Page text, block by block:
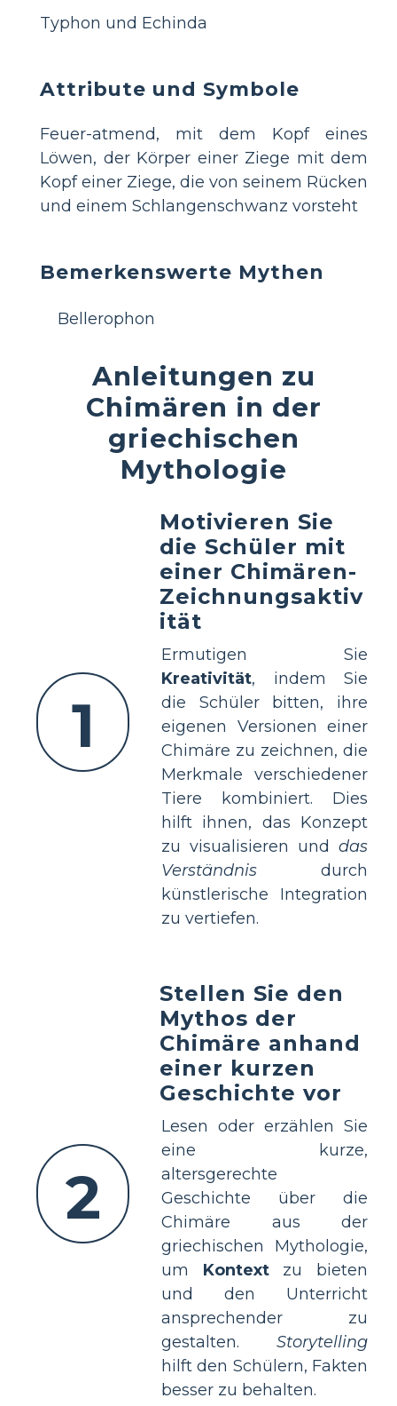
Typhon und Echinda
Attribute und Symbole
Feuer-atmend, mit dem Kopf eines
Löwen, der Körper einer Ziege mit dem
Kopf einer Ziege, die von seinem Rücken
und einem Schlangenschwanz vorsteht
Bemerkenswerte Mythen
Bellerophon
Anleitungen zu
Chimären in der
griechischen
Mythologie
1
Motivieren Sie
die Schüler mit
einer Chimären-
Zeichnungsaktiv
ität
Ermutigen Sie
Kreativität, indem Sie
die Schüler bitten, ihre
eigenen Versionen einer
Chimäre zu zeichnen, die
Merkmale verschiedener
Tiere kombiniert. Dies
hilft ihnen, das Konzept
zu visualisieren und das
Verständnis durch
künstlerische Integration
zu vertiefen.
2
Stellen Sie den
Mythos der
Chimäre anhand
einer kurzen
Geschichte vor
Lesen oder erzählen Sie
eine kurze,
altersgerechte
Geschichte über die
Chimäre aus der
griechischen Mythologie,
um Kontextzu bieten
und den Unterricht
ansprechender zu
gestalten. Storytelling
hilft den Schülern, Fakten
besser zu behalten.